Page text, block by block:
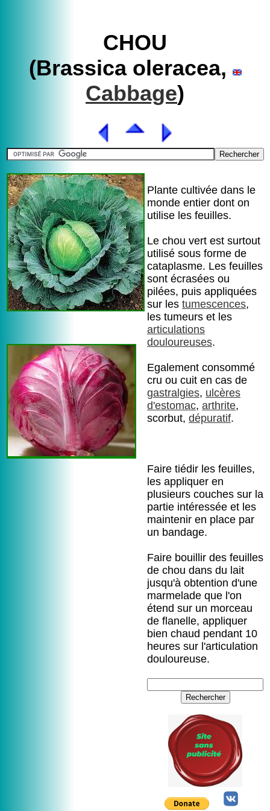
CHOU
(Brassica oleracea,
Cabbage)
Plante cultivée dans le
monde entier dont on
utilise les feuilles.
Le chou vert est surtout
utilisé sous forme de
cataplasme. Les feuilles
sont écrasées ou
pilées, puis appliquées
sur les tumescences,
les tumeurs et les
articulations
douloureuses.
Egalement consommé
cru ou cuit en cas de
gastralgies, ulcères
d'estomac, arthrite,
scorbut, dépuratif.
Faire tiédir les feuilles,
les appliquer en
plusieurs couches sur la
partie intéressée et les
maintenir en place par
un bandage.
Faire bouillir des feuilles
de chou dans du lait
jusqu'à obtention d'une
marmelade que l'on
étend sur un morceau
de flanelle, appliquer
bien chaud pendant 10
heures sur l'articulation
douloureuse.